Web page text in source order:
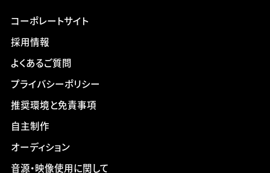
コーポレートサイト
採用情報
よくあるご質問
プライバシーポリシー
推奨環境と免責事項
自主制作
オーディション
音源・映像使用に関して